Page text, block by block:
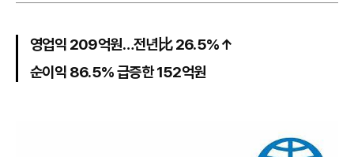
영업익 209억원…전년比 26.5%↑
순이익 86.5% 급증한 152억원